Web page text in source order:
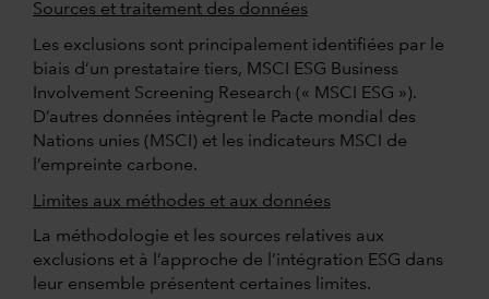
Sources et traitement des données
Les exclusions sont principalement identifiées par le
biais d’un prestataire tiers, MSCI ESG Business
Involvement Screening Research (« MSCI ESG »).
D’autres données intègrent le Pacte mondial des
Nations unies (MSCI) et les indicateurs MSCI de
l’empreinte carbone.
Limites aux méthodes et aux données
La méthodologie et les sources relatives aux
exclusions et à l’approche de l’intégration ESG dans
leur ensemble présentent certaines limites.